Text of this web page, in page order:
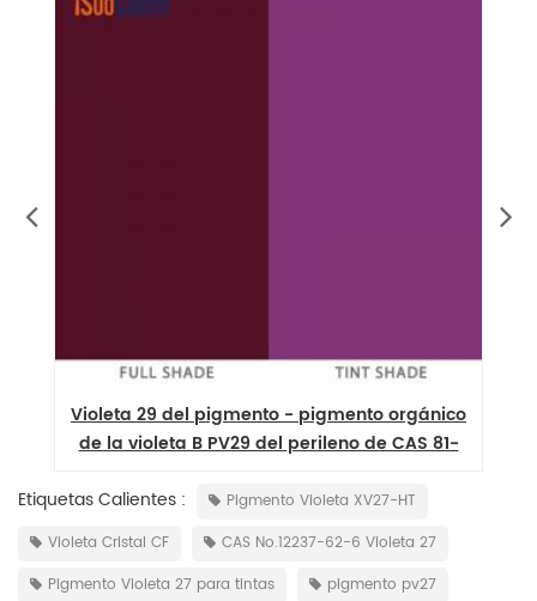
Violeta 29 del pigmento - pigmento orgánico
de la violeta B PV29 del perileno de CAS 81-
Etiquetas Calientes :
Pigmento Violeta XV27-HT
Violeta Cristal CF
CAS No.12237-62-6 Violeta 27
Pigmento Violeta 27 para tintas
pigmento pv27